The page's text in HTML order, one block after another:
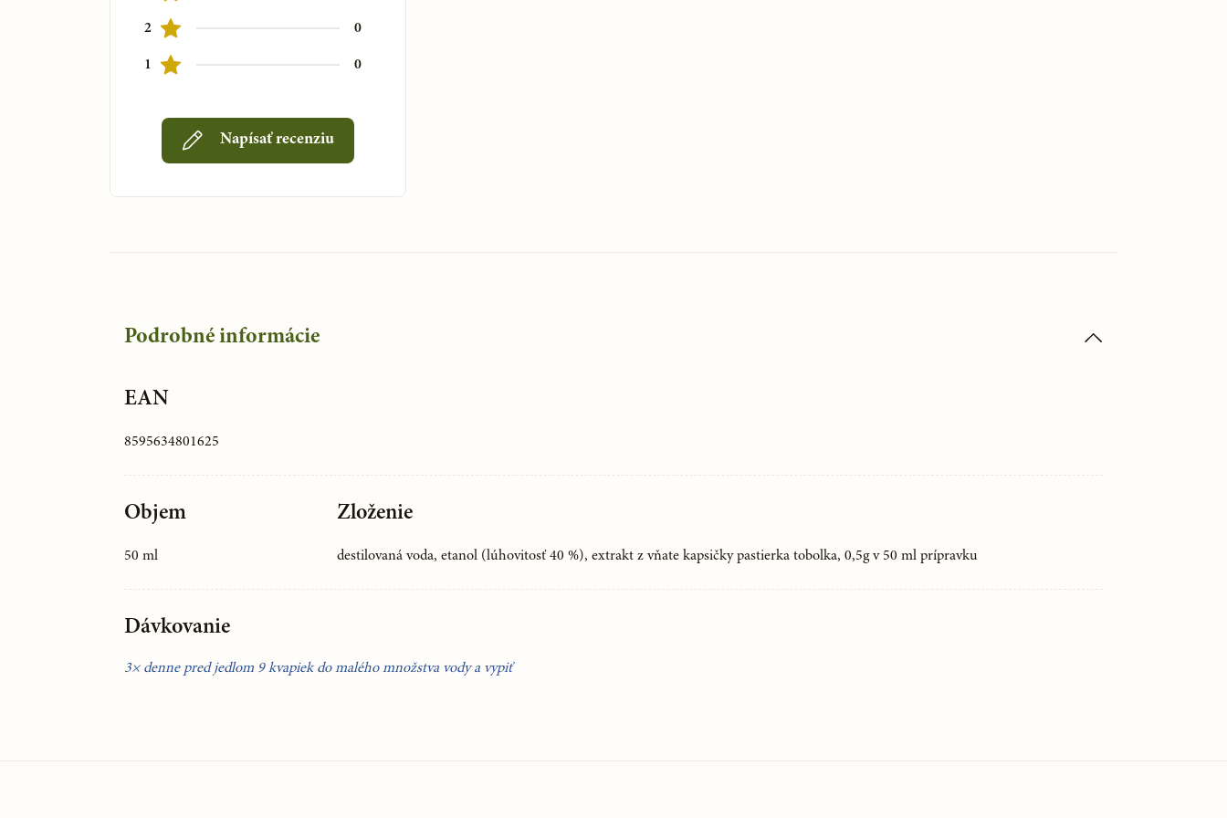
2 0
1 0
Napísať recenziu
Podrobné informácie
EAN
8595634801625
Objem
50 ml
Zloženie
destilovaná voda, etanol (lúhovitosť 40 %), extrakt z vňate kapsičky pastierka tobolka, 0,5g v 50 ml prípravku
Dávkovanie
3× denne pred jedlom 9 kvapiek do malého množstva vody a vypiť